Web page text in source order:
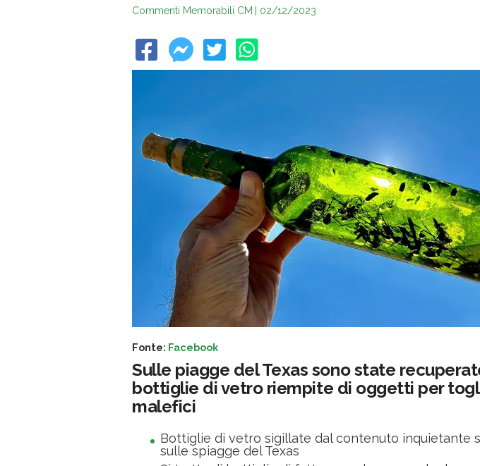
Commenti Memorabili CM | 02/12/2023
Fonte: Facebook
Sulle piagge del Texas sono state
bottiglie di vetro riempite di oggetti per
malefici
Bottiglie di vetro sigillate dal contenuto inquietante
sulle spiagge del Texas